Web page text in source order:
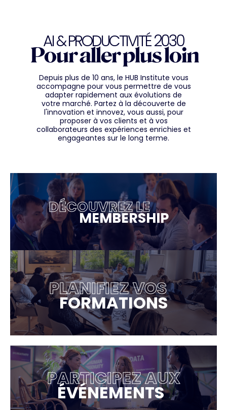
AI & PRODUCTIVITÉ 2030
Pour aller plus loin
Depuis plus de 10 ans, le HUB Institute vous
accompagne pour vous permettre de vous
adapter rapidement aux évolutions de
votre marché. Partez à la découverte de
l'innovation et innovez, vous aussi, pour
proposer à vos clients et à vos
collaborateurs des expériences enrichies et
engageantes sur le long terme.
DÉCOUVREZ LE
MEMBERSHIP
PLANIFIEZ VOS
FORMATIONS
PARTICIPEZ AUX
ÉVÉNEMENTS